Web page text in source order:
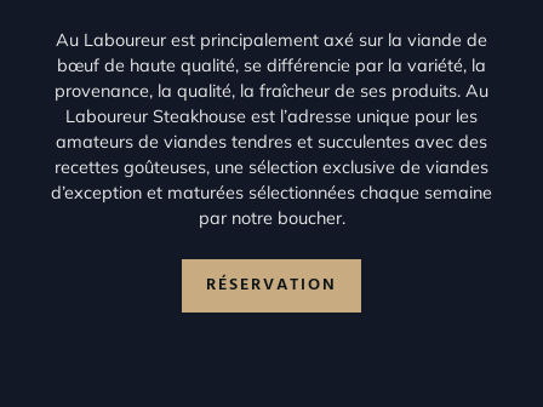
Au Laboureur est principalement axé sur la viande de
bœuf de haute qualité, se différencie par la variété, la
provenance, la qualité, la fraîcheur de ses produits. Au
Laboureur Steakhouse est l’adresse unique pour les
amateurs de viandes tendres et succulentes avec des
recettes goûteuses, une sélection exclusive de viandes
d’exception et maturées sélectionnées chaque semaine
par notre boucher.
RÉSERVATION